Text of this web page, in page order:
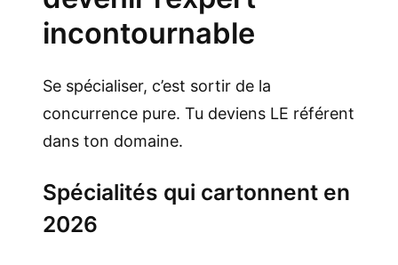
incontournable
Se spécialiser, c’est sortir de la
concurrence pure. Tu deviens LE référent
dans ton domaine.
Spécialités qui cartonnent en
2026